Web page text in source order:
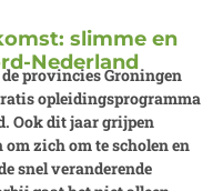
slimme en
Nederland
provincies Groningen
opleidingsprogramma
Ook dit jaar grijpen
zich om te scholen en
snel veranderende